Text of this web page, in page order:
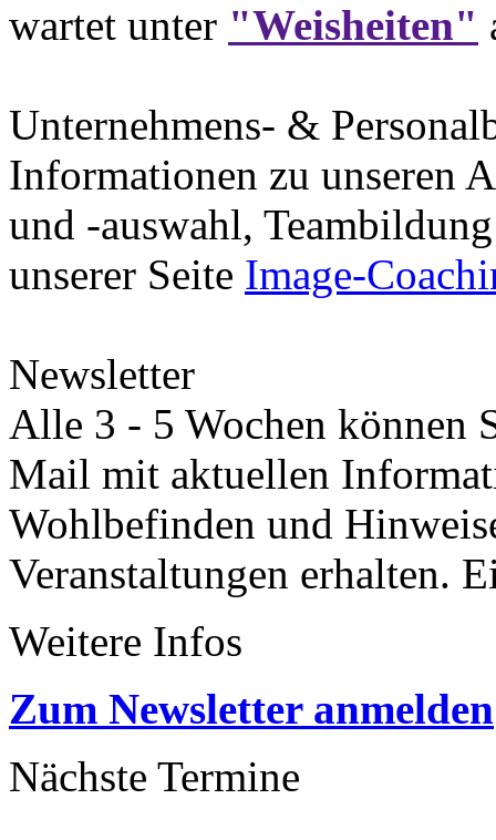
wartet unter "Weisheiten"
Unternehmens- &
Informationen zu unseren
und -auswahl,
unserer Seite Image-
Newsletter
Alle 3 - 5 Wochen können
Mail mit aktuellen
Wohlbefinden und
Veranstaltungen erhalten.
Weitere Infos
Zum Newsletter anmelden
Nächste Termine